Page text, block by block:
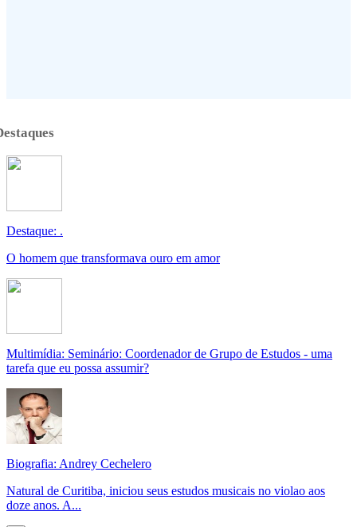
Destaque: .
O homem que transformava ouro em amor
Multimídia: Seminário: Coordenador de Grupo de Estudos - uma
tarefa que eu possa assumir?
Biografia: Andrey Cechelero
Natural de Curitiba, iniciou seus estudos musicais no violao aos
doze anos. A...